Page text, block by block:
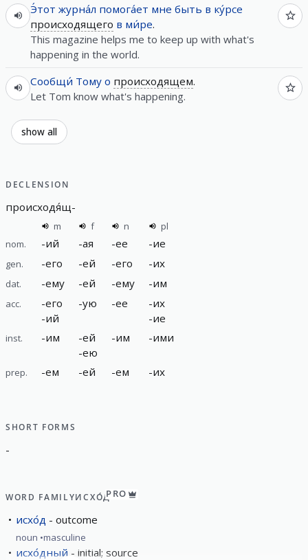
Э́тот журна́л помога́ет мне быть в ку́рсе
происходящего в ми́ре.
This magazine helps me to keep up with what's
happening in the world.
Сообщи́ Тому о происходящем.
Let Tom know what's happening.
show all
DECLENSION
происходя́щ-
m f n
pl
nom.
-ий -ая -ее -ие
gen. -его -ей -его -их
dat. -ему -ей -ему -им
acc. -его
-ий
-ую -ее -их
-ие
inst. -им -ей
-ею
-им -ими
prep. -ем -ей -ем -их
SHORT FORMS
-
WORD FAMILYИСХО́ДPRO
исхо́д outcome
noun masculine
исхо́дный initial; source